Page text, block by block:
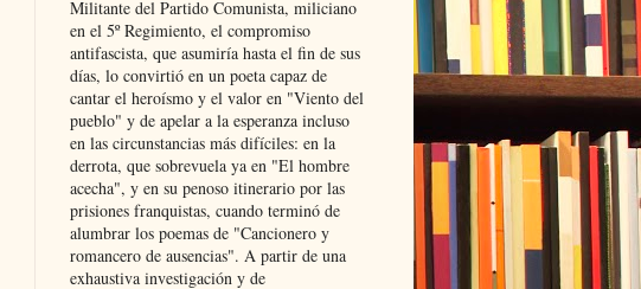
Militante del Partido Comunista, miliciano
en el 5º Regimiento, el compromiso
antifascista, que asumiría hasta el fin de sus
días, lo convirtió en un poeta capaz de
cantar el heroísmo y el valor en "Viento del
pueblo" y de apelar a la esperanza incluso
en las circunstancias más difíciles: en la
derrota, que sobrevuela ya en "El hombre
acecha", y en su penoso itinerario por las
prisiones franquistas, cuando terminó de
alumbrar los poemas de "Cancionero y
romancero de ausencias". A partir de una
exhaustiva investigación y de